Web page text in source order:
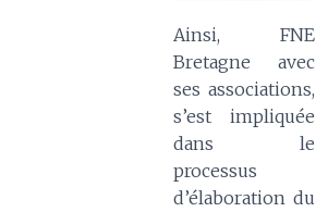
Ainsi, FNE
Bretagne avec
ses associations,
s’est impliquée
dans le
processus
d’élaboration du